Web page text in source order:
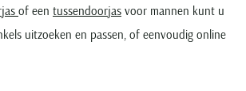
of een tussendoorjas voor mannen kunt u
uitzoeken en passen, of eenvoudig online